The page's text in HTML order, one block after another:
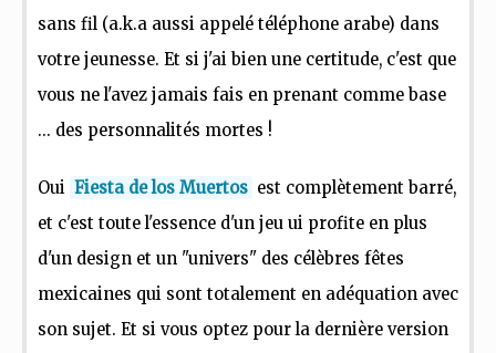
sans fil (a.k.a aussi appelé téléphone arabe) dans
votre jeunesse. Et si j'ai bien une certitude, c'est que
vous ne l'avez jamais fais en prenant comme base
... des personnalités mortes !
Oui Fiesta de los Muertos est complètement barré,
et c'est toute l'essence d'un jeu ui profite en plus
d'un design et un "univers" des célèbres fêtes
mexicaines qui sont totalement en adéquation avec
son sujet. Et si vous optez pour la dernière version